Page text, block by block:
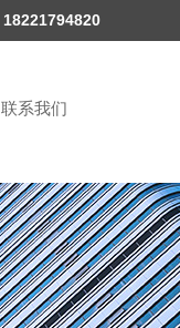
18221794820
联系我们